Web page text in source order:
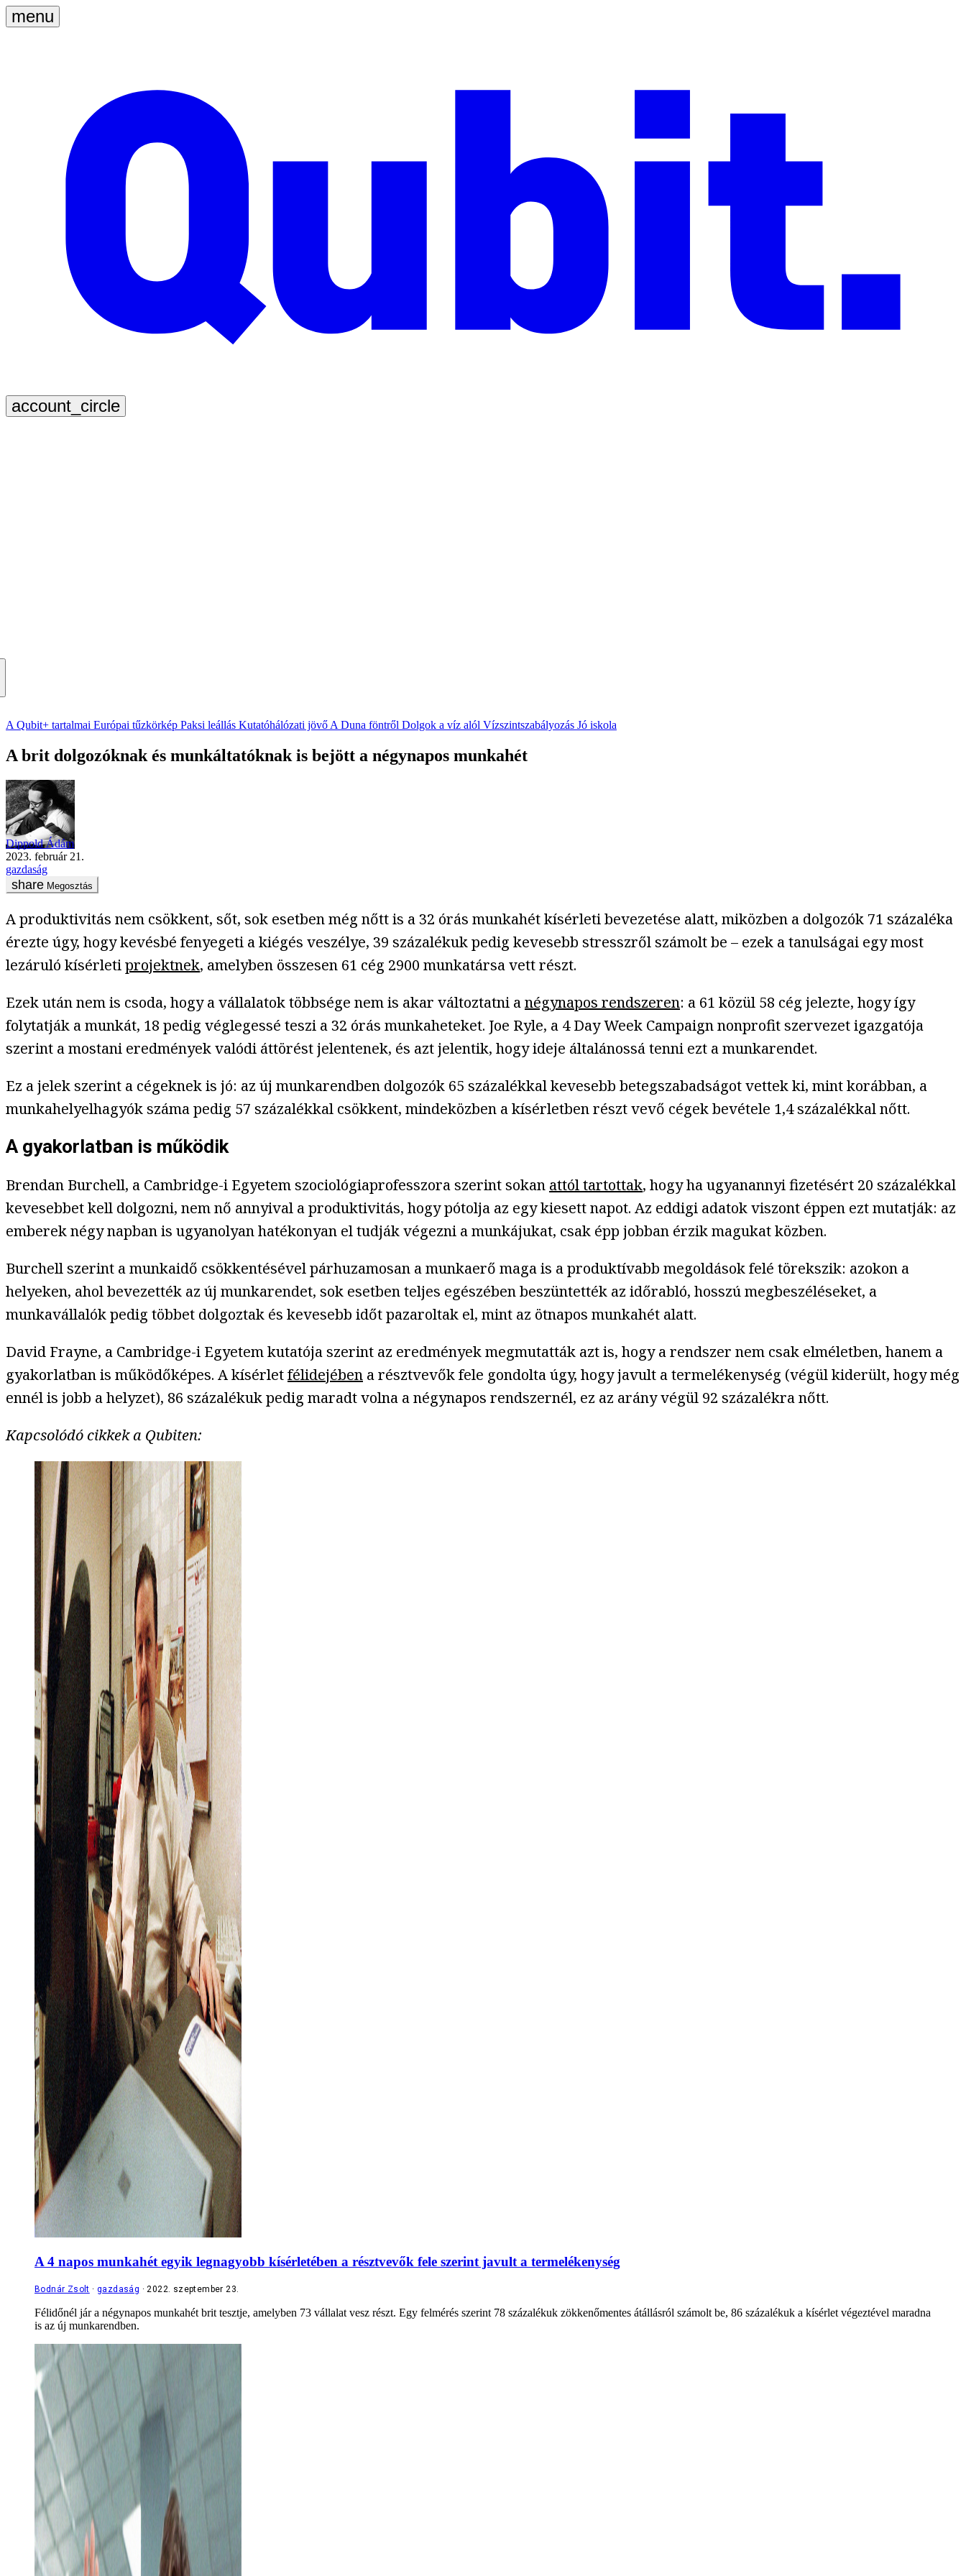
A Qubit+ tartalmai Európai tűzkörkép Paksi leállás Kutatóhálózati jövő A Duna föntről Dolgok a víz alól Vízszintszabályozás Jó iskola
A brit dolgozóknak és munkáltatóknak is bejött a négynapos munkahét
Dippold Ádám
2023. február 21.
gazdaság
Megosztás
A produktivitás nem csökkent, sőt, sok esetben még nőtt is a 32 órás munkahét kísérleti bevezetése alatt, miközben a dolgozók 71 százaléka
érezte úgy, hogy kevésbé fenyegeti a kiégés veszélye, 39 százalékuk pedig kevesebb stresszről számolt be – ezek a tanulságai egy most
lezáruló kísérletiprojektnek, amelyben összesen 61 cég 2900 munkatársa vett részt.
Ezek után nem is csoda, hogy a vállalatok többsége nem is akar változtatni anégynapos rendszeren: a 61 közül 58 cég jelezte, hogy így
folytatják a munkát, 18 pedig véglegessé teszi a 32 órás munkaheteket. Joe Ryle, a 4 Day Week Campaign nonprofit szervezet igazgatója
szerint a mostani eredmények valódi áttörést jelentenek, és azt jelentik, hogy ideje általánossá tenni ezt a munkarendet.
Ez a jelek szerint a cégeknek is jó: az új munkarendben dolgozók 65 százalékkal kevesebb betegszabadságot vettek ki, mint korábban, a
munkahelyelhagyók száma pedig 57 százalékkal csökkent, mindeközben a kísérletben részt vevő cégek bevétele 1,4 százalékkal nőtt.
A gyakorlatban is működik
Brendan Burchell, a Cambridge-i Egyetem szociológiaprofesszora szerint sokan attól tartottak, hogy ha ugyanannyi fizetésért 20 százalékkal
kevesebbet kell dolgozni, nem nő annyival a produktivitás, hogy pótolja az egy kiesett napot. Az eddigi adatok viszont éppen ezt mutatják: az
emberek négy napban is ugyanolyan hatékonyan el tudják végezni a munkájukat, csak épp jobban érzik magukat közben.
Burchell szerint a munkaidő csökkentésével párhuzamosan a munkaerő maga is a produktívabb megoldások felé törekszik: azokon a
helyeken, ahol bevezették az új munkarendet, sok esetben teljes egészében beszüntették az időrabló, hosszú megbeszéléseket, a
munkavállalók pedig többet dolgoztak és kevesebb időt pazaroltak el, mint az ötnapos munkahét alatt.
David Frayne, a Cambridge-i Egyetem kutatója szerint az eredmények megmutatták azt is, hogy a rendszer nem csak elméletben, hanem a
gyakorlatban is működőképes. A kísérletfélidejében a résztvevők fele gondolta úgy, hogy javult a termelékenység (végül kiderült, hogy még
ennél is jobb a helyzet), 86 százalékuk pedig maradt volna a négynapos rendszernél, ez az arány végül 92 százalékra nőtt.
Kapcsolódó cikkek a Qubiten:
A 4 napos munkahét egyik legnagyobb kísérletében a résztvevők fele szerint javult a termelékenység
Bodnár Zsolt gazdaság 2022. szeptember 23.
Félidőnél jár a négynapos munkahét brit tesztje, amelyben 73 vállalat vesz részt. Egy felmérés szerint 78 százalékuk zökkenőmentes átállásról számolt be, 86 százalékuk a kísérlet végeztével maradna
is az új munkarendben.